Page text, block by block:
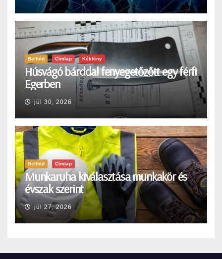
Belföld Címlap Kékfény
Húsvágó bárddal fenyegetőzőtt egy férfi
Egerben
júl 30, 2026
Belföld Címlap
Munkaruha kiválasztása munkakör és
évszak szerint
júl 27, 2026